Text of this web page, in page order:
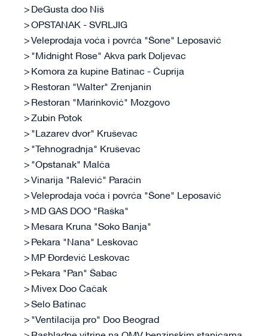
DeGusta doo Niš
OPSTANAK - SVRLJIG
Veleprodaja voća i povrća "Šone" Leposavić
"Midnight Rose" Akva park Doljevac
Komora za kupine Batinac - Ćuprija
Restoran "Walter" Zrenjanin
Restoran "Marinković" Mozgovo
Zubin Potok
"Lazarev dvor" Kruševac
"Tehnogradnja" Kruševac
"Opstanak" Malča
Vinarija "Ralević" Paraćin
Veleprodaja voća i povrća "Šone" Leposavić
MD GAS DOO "Raška"
Mesara Kruna "Soko Banja"
Pekara "Nana" Leskovac
MP Đorđević Leskovac
Pekara "Pan" Šabac
Mivex Doo Čačak
Selo Batinac
"Ventilacija pro" Doo Beograd